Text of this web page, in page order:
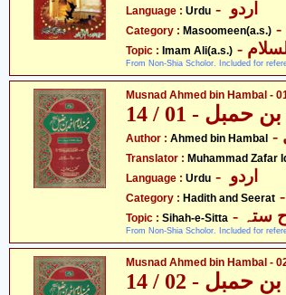
Language : Urdu
Category : Masoomeen(a.s.)
Topic : Imam Ali(a.s.)
From Non-Shia Scholor. Included for
Musnad Ahmed bin Hambal -
- 01 / 14
Author : Ahmed bin Hambal
Translator : Muhammad Zafar
Language : Urdu
Category : Hadith and Seerat
Topic : Sihah-e-Sitta ستہ
From Non-Shia Scholor. Included for
Musnad Ahmed bin Hambal -
- 02 / 14